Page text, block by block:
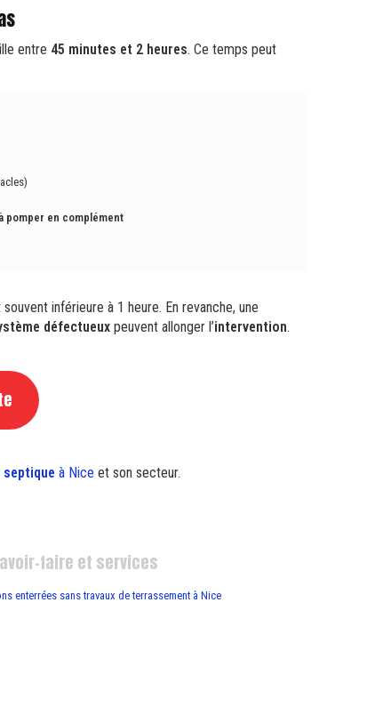
entre 45 minutes et 2 heures. Ce temps peut
pomper en complément
inférieure à 1 heure. En revanche, une
défectueux peuvent allonger l’intervention.
à Nice et son secteur.
faire et services
enterrées sans travaux de terrassement à Nice